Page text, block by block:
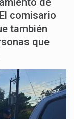
comisario
también
que